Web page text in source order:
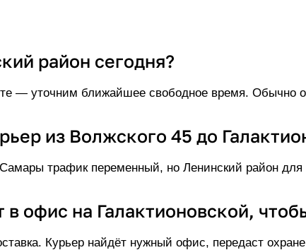
район сегодня?
— уточним ближайшее свободное время. Обычно
из Волжского 45 до
трафик переменный, но Ленинский район
в офис на Галактионовской,
Курьер найдёт нужный офис, передаст